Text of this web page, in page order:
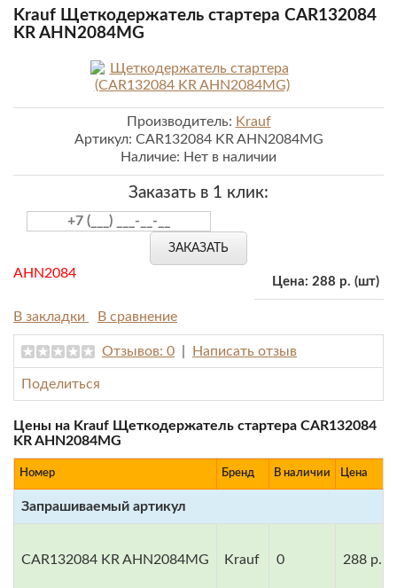
Krauf Щеткодержатель стартера CAR132084
KR AHN2084MG
Производитель: Krauf
Артикул: CAR132084 KR AHN2084MG
Наличие: Нет в наличии
Заказать в 1 клик:
ЗАКАЗАТЬ
Цена: 288 р. (шт)
AHN2084
В закладки В сравнение
Отзывов: 0 Написать отзыв
Поделиться
Цены на Krauf Щеткодержатель стартера CAR132084
KR AHN2084MG
Номер Бренд В наличии Цена
Запрашиваемый артикул
CAR132084 KR AHN2084MG Krauf 0 288 р.